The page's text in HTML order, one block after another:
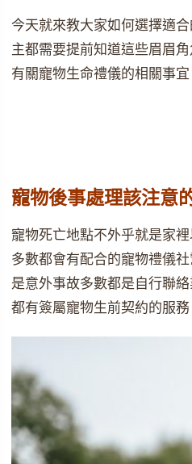
今天就來教大家如何選擇適
主都需要提前知道這些眉眉
有關寵物生命禮儀的相關事宜
寵物後事處理該注意
寵物死亡地點不外乎就是家
多數都會有配合的寵物禮儀
是意外事故多數都是自行聯
都有簽屬寵物生前契約的服務